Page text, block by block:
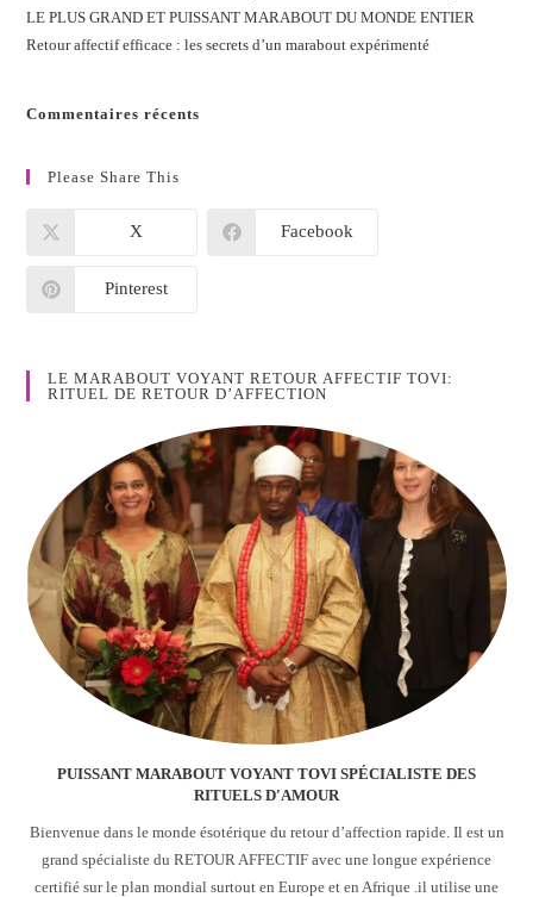
LE PLUS GRAND ET PUISSANT MARABOUT DU MONDE ENTIER
Retour affectif efficace : les secrets d’un marabout expérimenté
Commentaires récents
Please Share This
X Facebook
Pinterest
LE MARABOUT VOYANT RETOUR AFFECTIF TOVI:
RITUEL DE RETOUR D’AFFECTION
PUISSANT MARABOUT VOYANT TOVI SPÉCIALISTE DES
RITUELS D'AMOUR
Bienvenue dans le monde ésotérique du retour d’affection rapide. Il est un
grand spécialiste du RETOUR AFFECTIF avec une longue expérience
certifié sur le plan mondial surtout en Europe et en Afrique .il utilise une